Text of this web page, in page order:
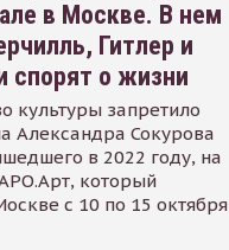
в Москве. В нем
Гитлер и
спорят о жизни
культуры запретило
Александра Сокурова
в 2022 году, на
который
с 10 по 15 октября